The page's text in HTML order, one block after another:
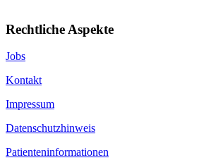
Rechtliche Aspekte
Jobs
Kontakt
Impressum
Datenschutzhinweis
Patienteninformationen